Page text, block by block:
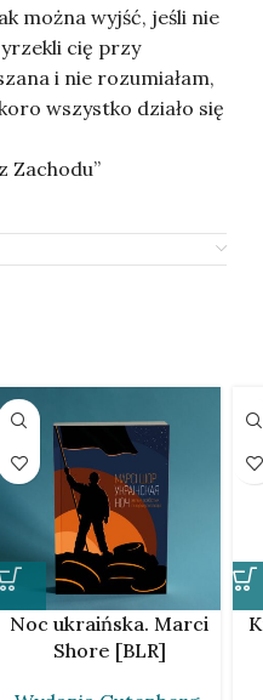
można wyjść, jeśli nie
cię przy
i nie rozumiałam,
wszystko działo się
Zachodu”
Noc ukraińska. Marci
Shore [BLR]